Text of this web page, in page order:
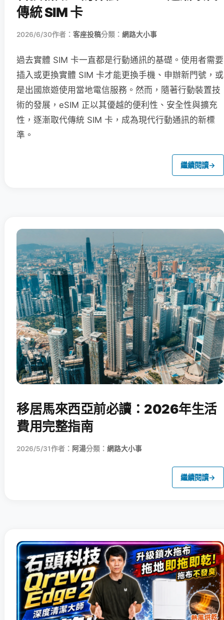
傳統 SIM 卡
2026/6/30作者： 客座投稿分類： 網路大小事
過去實體 SIM 卡一直都是行動通訊的基礎。使用者需要
插入或更換實體 SIM 卡才能更換手機、申辦新門號，或
是出國旅遊使用當地電信服務。然而，隨著行動裝置技
術的發展，eSIM 正以其優越的便利性、安全性與擴充
性，逐漸取代傳統 SIM 卡，成為現代行動通訊的新標
準。
繼續閱讀→
移居馬來西亞前必讀：2026年生活
費用完整指南
2026/5/31作者： 阿湯分類： 網路大小事
繼續閱讀→